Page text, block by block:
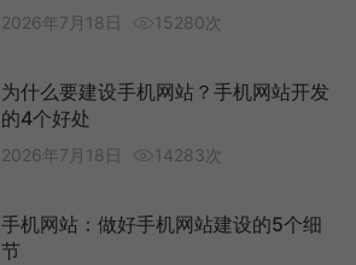
2026年7月18日 15280次
为什么要建设手机网站？手机网站开发
的4个好处
2026年7月18日 14283次
手机网站：做好手机网站建设的5个细
节